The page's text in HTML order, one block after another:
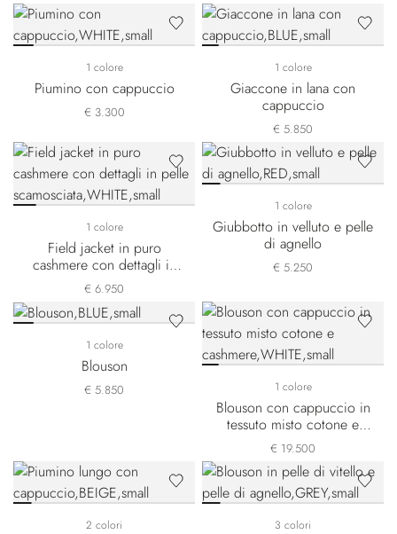
1 colore
Piumino con cappuccio
€ 3.300
1 colore
Giaccone in lana con
cappuccio
€ 5.850
1 colore
Field jacket in puro
cashmere con dettagli in
pelle scamosciata
€ 6.950
1 colore
Giubbotto in velluto e pelle
di agnello
€ 5.250
1 colore
Blouson
€ 5.850 1 colore
Blouson con cappuccio in
tessuto misto cotone e
cashmere
€ 19.500
2 colori 3 colori